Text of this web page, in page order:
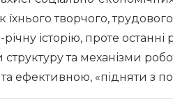
їхнього творчого,
річну історію, проте
та механізми
ефективною, «підняти з